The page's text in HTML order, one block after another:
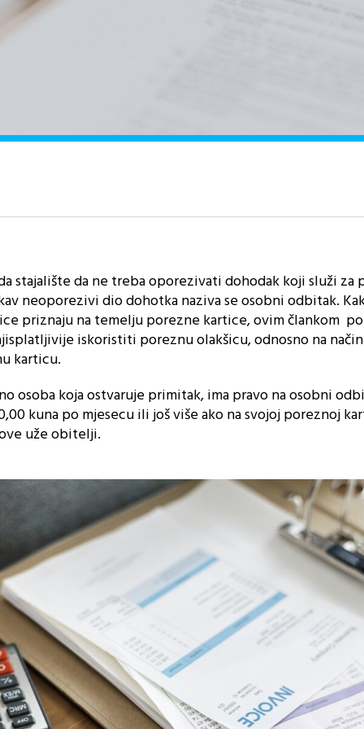
stajalište da ne treba oporezivati dohodak koji služi za
neoporezivi dio dohotka naziva se osobni odbitak.
priznaju na temelju porezne kartice, ovim člankom
iskoristiti poreznu olakšicu, odnosno na
karticu.
osoba koja ostvaruje primitak, ima pravo na osobni
kuna po mjesecu ili još više ako na svojoj poreznoj
uže obitelji.